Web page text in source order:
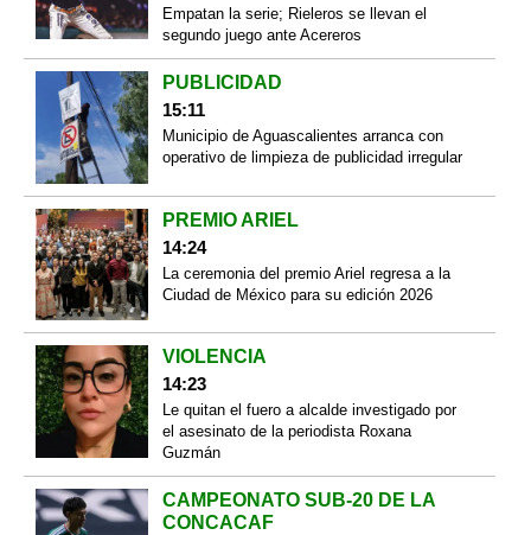
Empatan la serie; Rieleros se llevan el
segundo juego ante Acereros
PUBLICIDAD
15:11
Municipio de Aguascalientes arranca con
operativo de limpieza de publicidad irregular
PREMIO ARIEL
14:24
La ceremonia del premio Ariel regresa a la
Ciudad de México para su edición 2026
VIOLENCIA
14:23
Le quitan el fuero a alcalde investigado por
el asesinato de la periodista Roxana
Guzmán
CAMPEONATO SUB-20 DE LA
CONCACAF